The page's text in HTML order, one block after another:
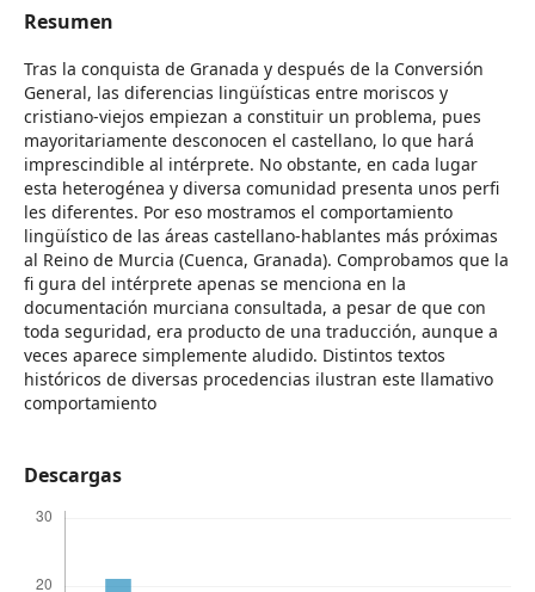
Resumen
Tras la conquista de Granada y después de la Conversión
General, las diferencias lingüísticas entre moriscos y
cristiano-viejos empiezan a constituir un problema, pues
mayoritariamente desconocen el castellano, lo que hará
imprescindible al intérprete. No obstante, en cada lugar
esta heterogénea y diversa comunidad presenta unos perfi
les diferentes. Por eso mostramos el comportamiento
lingüístico de las áreas castellano-hablantes más próximas
al Reino de Murcia (Cuenca, Granada). Comprobamos que la
fi gura del intérprete apenas se menciona en la
documentación murciana consultada, a pesar de que con
toda seguridad, era producto de una traducción, aunque a
veces aparece simplemente aludido. Distintos textos
históricos de diversas procedencias ilustran este llamativo
comportamiento
Descargas